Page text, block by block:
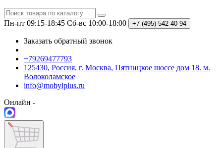
Пн-пт 09:15-18:45 Сб-вс 10:00-18:00 +7 (495) 542-40-94
Заказать обратный звонок
+79269477793
125430, Россия, г. Москва, Пятницкое шоссе дом 18. м.
Волоколамское
info@mobylplus.ru
Онлайн -